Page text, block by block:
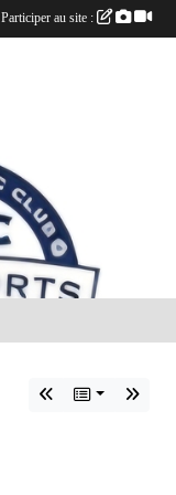
Participer au site :